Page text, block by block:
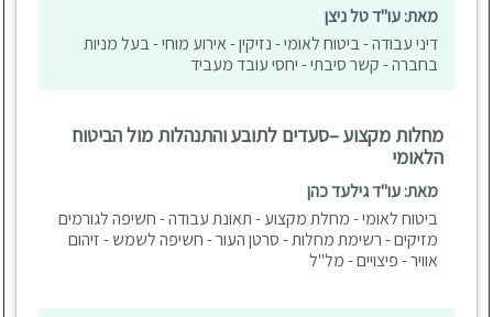
מאת: עו"ד טל ניצן
דיני עבודה - ביטוח לאומי - נזיקין - אירוע מוחי - בעל מניות
בחברה - קשר סיבתי - יחסי עובד מעביד
מחלות מקצוע –סעדים לתובע והתנהלות מול הביטוח
הלאומי
מאת: עו"ד גילעד כהן
ביטוח לאומי - מחלת מקצוע - תאונת עבודה - חשיפה לגורמים
מזיקים - רשימת מחלות - סרטן העור - חשיפה לשמש - זיהום
אוויר - פיצויים - מל"ל